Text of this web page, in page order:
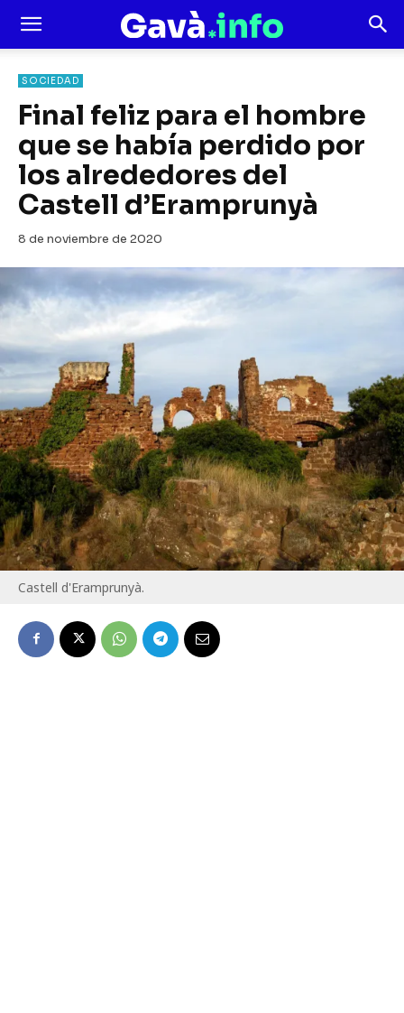
SOCIEDAD
Final feliz para el hombre
que se había perdido por
los alrededores del
Castell d’Eramprunyà
8 de noviembre de 2020
Castell d'Eramprunyà.